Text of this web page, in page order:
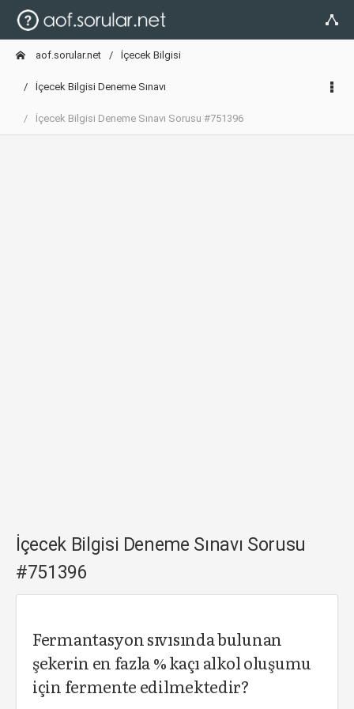
aof.sorular.net İçecek Bilgisi
İçecek Bilgisi Deneme Sınavı
İçecek Bilgisi Deneme Sınavı Sorusu #751396
İçecek Bilgisi Deneme Sınavı Sorusu
#751396
Fermantasyon sıvısında bulunan
şekerin en fazla % kaçı alkol oluşumu
için fermente edilmektedir?